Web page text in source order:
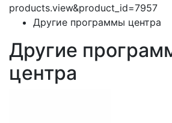
products.view&product_id=7957
Другие программы центра
Другие
центра